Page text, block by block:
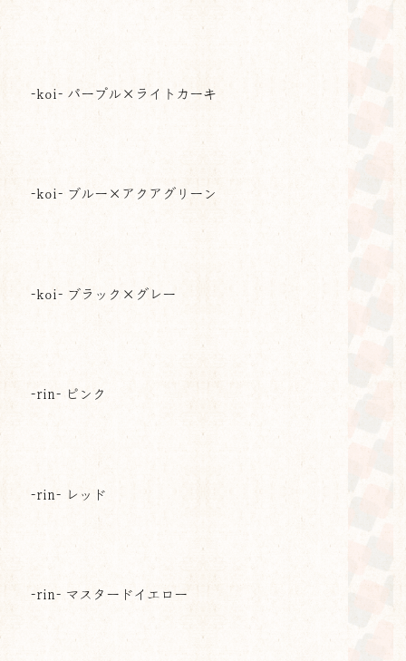
-koi- パープル×ライトカーキ
-koi- ブルー×アクアグリーン
-koi- ブラック×グレー
-rin- ピンク
-rin- レッド
-rin- マスタードイエロー